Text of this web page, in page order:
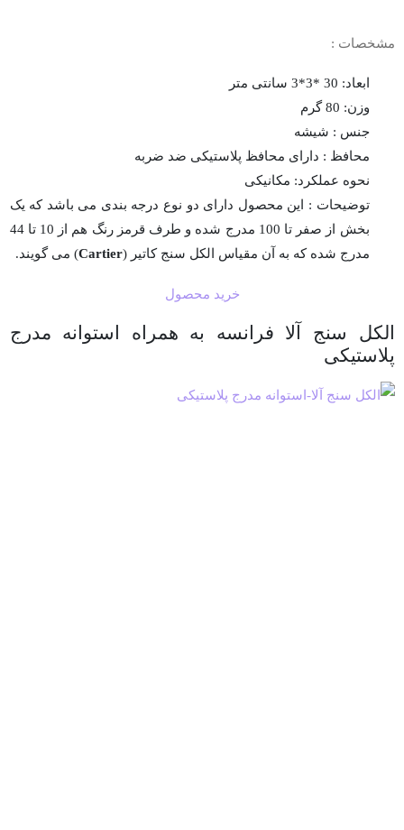
مشخصات :
ابعاد: 30 *3*3 سانتی متر
وزن: 80 گرم
جنس : شیشه
محافظ : دارای محافظ پلاستیکی ضد ضربه
نحوه عملکرد: مکانیکی
توضیحات : این محصول دارای دو نوع درجه بندی می باشد که یک
بخش از صفر تا 100 مدرج شده و طرف قرمز رنگ هم از 10 تا 44
مدرج شده که به آن مقیاس الکل سنج کاتیر (Cartier) می گویند.
خرید محصول
الکل سنج آلا فرانسه به همراه استوانه مدرج
پلاستیکی